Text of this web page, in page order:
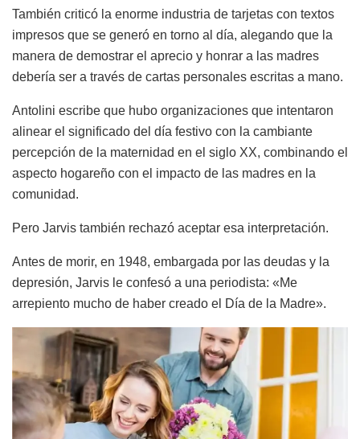
También criticó la enorme industria de tarjetas con textos
impresos que se generó en torno al día, alegando que la
manera de demostrar el aprecio y honrar a las madres
debería ser a través de cartas personales escritas a mano.
Antolini escribe que hubo organizaciones que intentaron
alinear el significado del día festivo con la cambiante
percepción de la maternidad en el siglo XX, combinando el
aspecto hogareño con el impacto de las madres en la
comunidad.
Pero Jarvis también rechazó aceptar esa interpretación.
Antes de morir, en 1948, embargada por las deudas y la
depresión, Jarvis le confesó a una periodista: «Me
arrepiento mucho de haber creado el Día de la Madre».